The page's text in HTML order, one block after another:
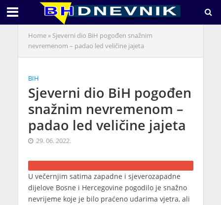
Home» Sjeverni dio BiH pogođen snažnim
nevremenom – padao led veličine jajeta
BIH
Sjeverni dio BiH pogođen
snažnim nevremenom –
padao led veličine jajeta
29. 06. 2022.
U večernjim satima zapadne i sjeverozapadne
dijelove Bosne i Hercegovine pogodilo je snažno
nevrijeme koje je bilo praćeno udarima vjetra, ali